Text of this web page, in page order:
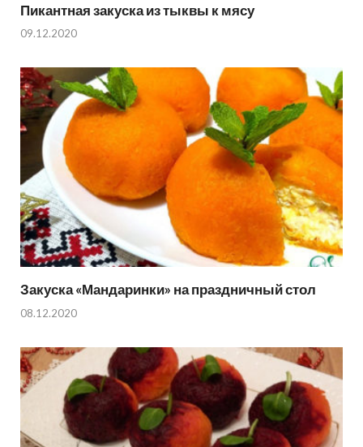
Пикантная закуска из тыквы к мясу
09.12.2020
Закуска «Мандаринки» на праздничный стол
08.12.2020